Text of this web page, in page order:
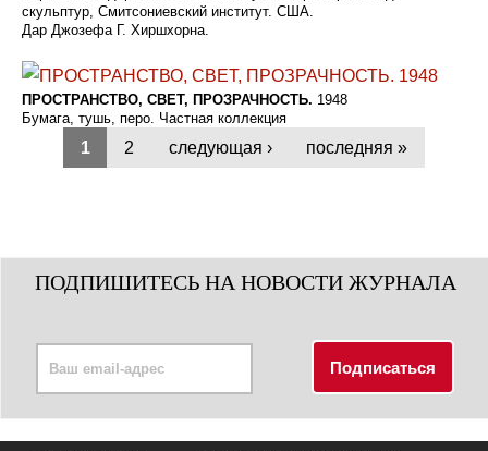
скульптур, Смитсониевский институт. США.
Дар Джозефа Г. Хиршхорна.
ПРОСТРАНСТВО, СВЕТ, ПРОЗРАЧНОСТЬ. 1948
Бумага, тушь, перо. Частная коллекция
1 2 следующая › последняя »
ПОДПИШИТЕСЬ НА НОВОСТИ ЖУРНАЛА